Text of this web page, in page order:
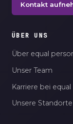
Kontakt
ÜBER UNS
Über equal
Unser Team
Karriere bei equal
Unsere Standorte